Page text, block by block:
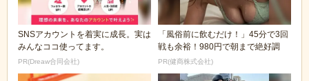
SNSアカウントを着実に成長。実は
みんなココ使ってます。
PR(Dreaw合同会社)
「風俗前に飲むだけ！」45分で3回
戦も余裕！980円で朝まで絶好調
PR(健商株式会社)